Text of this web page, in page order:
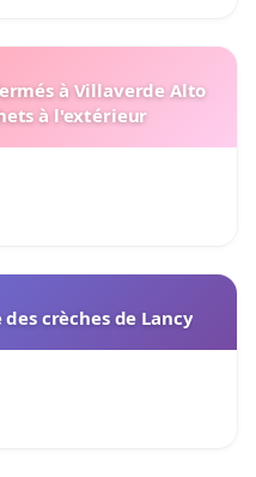
à Villaverde Alto
à l'extérieur
crèches de Lancy